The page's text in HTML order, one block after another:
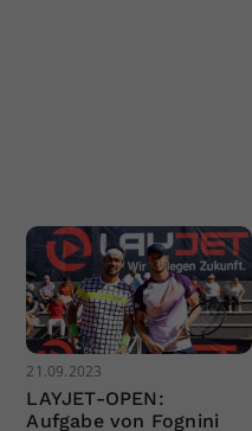
21.09.2023
LAYJET-OPEN:
Aufgabe von Fognini